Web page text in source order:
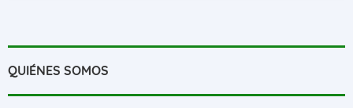
QUIÉNES SOMOS